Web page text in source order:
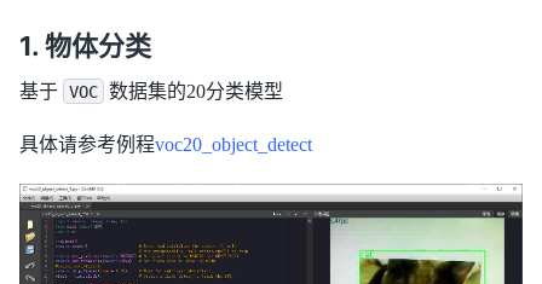
物体分类
基于 VOC 数据集的20分类模型
具体请参考例程voc20_object_detect